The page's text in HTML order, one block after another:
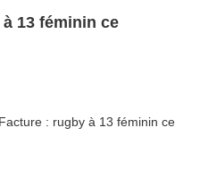
13 féminin ce